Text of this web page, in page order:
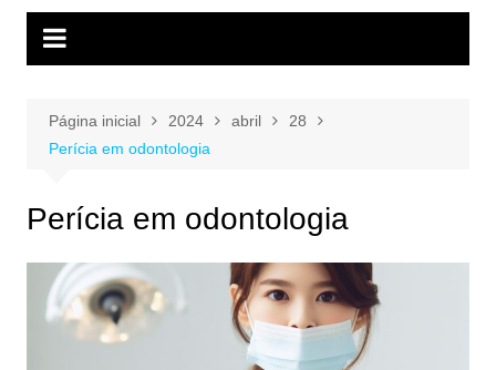
Página inicial 2024 abril
28
Perícia em odontologia
Perícia em odontologia